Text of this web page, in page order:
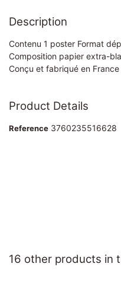
Description
Contenu 1 poster Format
Composition papier extra-
Conçu et fabriqué en
Product Details
Reference 3760235516628
16 other products in